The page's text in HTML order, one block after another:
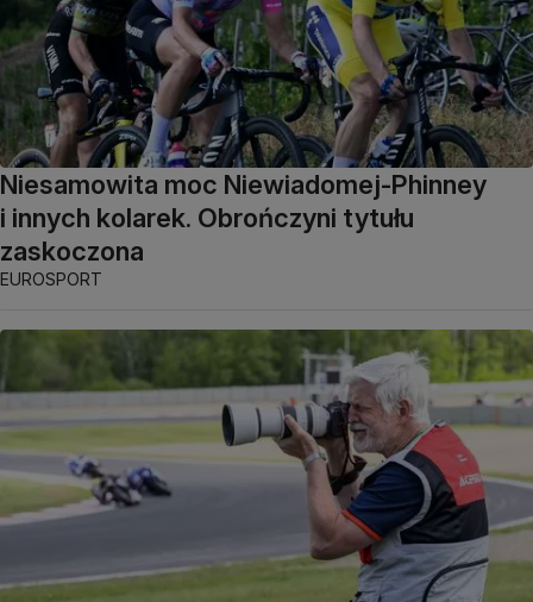
Niesamowita moc Niewiadomej-Phinney
i innych kolarek. Obrończyni tytułu
zaskoczona
EUROSPORT